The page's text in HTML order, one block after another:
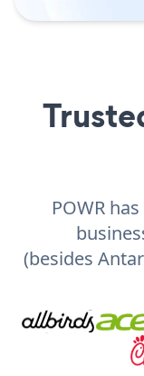
POWR
(besides